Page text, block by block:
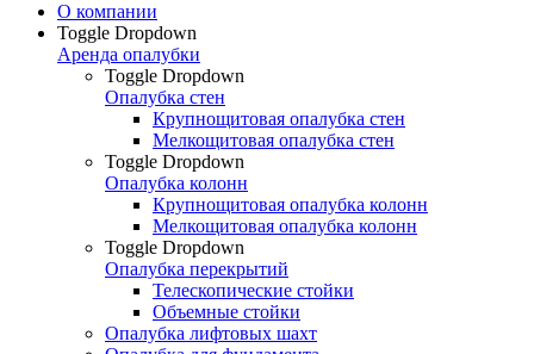
О компании
Toggle Dropdown
Аренда опалубки
Toggle Dropdown
Опалубка стен
Крупнощитовая опалубка стен
Мелкощитовая опалубка стен
Toggle Dropdown
Опалубка колонн
Крупнощитовая опалубка колонн
Мелкощитовая опалубка колонн
Toggle Dropdown
Опалубка перекрытий
Телескопические стойки
Объемные стойки
Опалубка лифтовых шахт